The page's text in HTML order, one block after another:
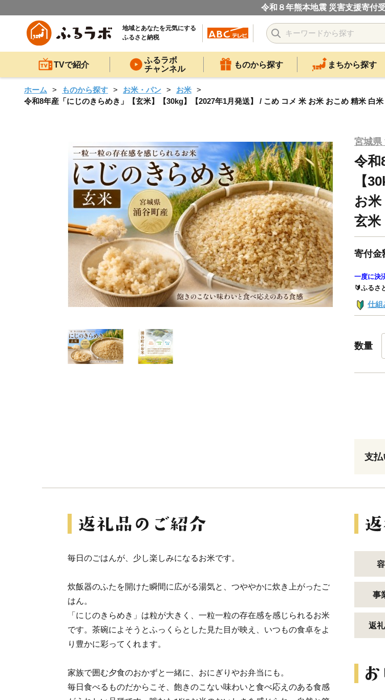
令和８年熊本地震 災害支援寄付
地域とあなたを元気にする
ふるさと納税
TVで紹介
ふるラボ
チャンネル
ものから探す まちから探す
ホーム ものから探す お米・パン
お米
令和8年産「にじのきらめき」【玄米】【30kg】【2027年1月発送】 / こめ コメ 米 お米 おこめ 精米 白
宮城県
令和
【
お
玄米
寄付金
一度に決
🔰ふるさ
仕組
数量
支払
毎日のごはんが、少し楽しみになるお米です。
炊飯器のふたを開けた瞬間に広がる湯気と、つややかに炊き上がったご
はん。
「にじのきらめき」は粒が大きく、一粒一粒の存在感を感じられるお米
です。茶碗によそうとふっくらとした見た目が映え、いつもの食卓をよ
り豊かに彩ってくれます。
家族で囲む夕食のおかずと一緒に、おにぎりやお弁当にも。
毎日食べるものだからこそ、飽きのこない味わいと食べ応えのある食感
事
返